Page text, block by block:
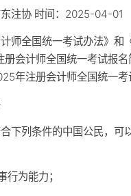
注协 时间：2025-04-01
师全国统一考试办法》和
册会计师全国统一考试报
年注册会计师全国统一考
合下列条件的中国公民，
行为能力；